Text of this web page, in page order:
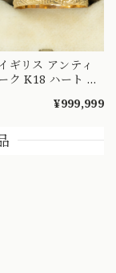
ギリス アンティ
ク K18 ハート エ
り リング 1908年 バ
ディアン 全周彫
総柄 MR00841
¥999,999